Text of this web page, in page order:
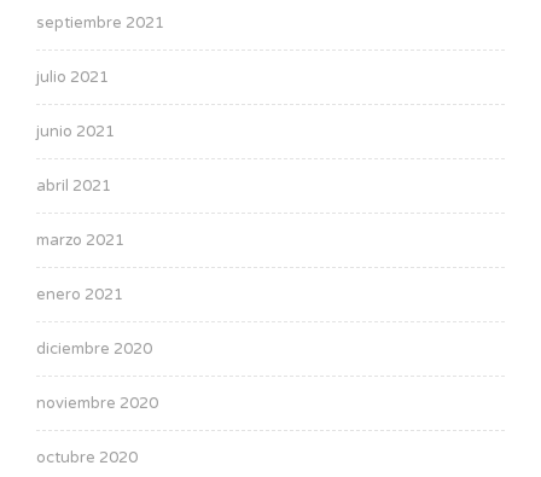
septiembre 2021
julio 2021
junio 2021
abril 2021
marzo 2021
enero 2021
diciembre 2020
noviembre 2020
octubre 2020